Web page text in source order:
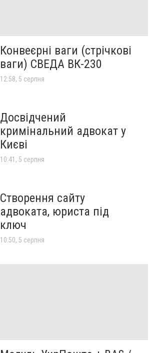
Конвеєрні ваги (стрічкові
ваги) СВЕДА ВК-230
12:58, 5 серпня
Досвідчений
кримінальний адвокат у
Києві
10:41, 5 серпня
Створення сайту
адвоката, юриста під
ключ
10:50, 5 серпня